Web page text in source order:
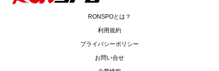
RONSPOとは？
利用規約
プライバシーポリシー
お問い合せ